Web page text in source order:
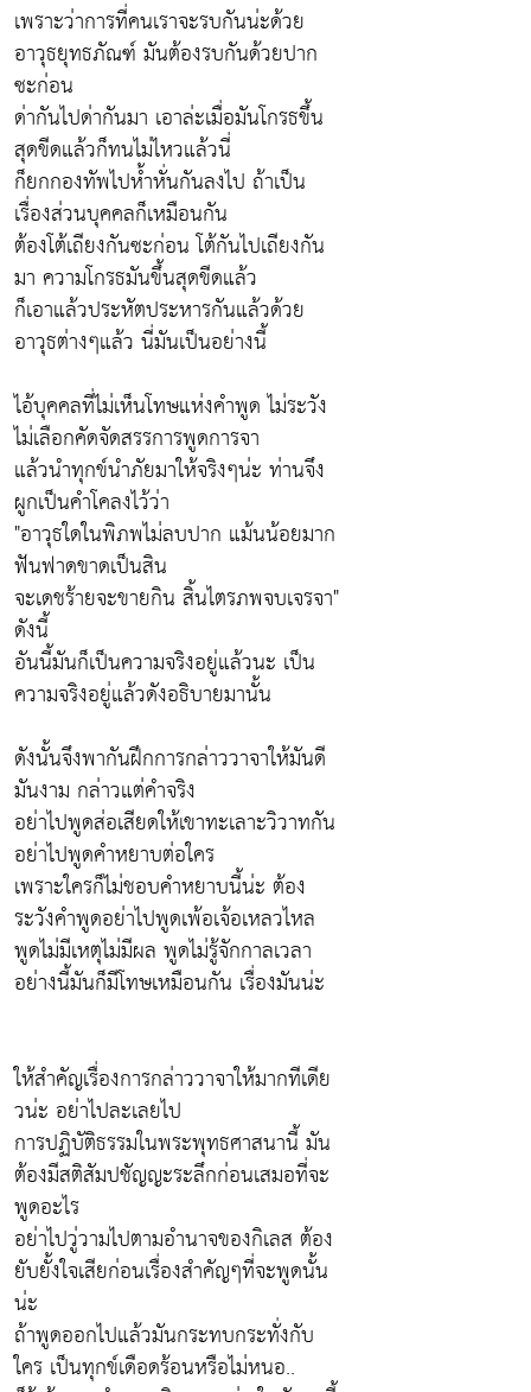
เพราะว่าการที่คนเราจะรบกันน่ะด้วย
อาวุธยุทธภัณฑ์ มันต้องรบกันด้วยปาก
ซะก่อน
ด่ากันไปด่ากันมา เอาล่ะเมื่อมันโกรธขึ้น
สุดขีดแล้วก็ทนไม่ไหวแล้วนี่
ก็ยกกองทัพไปห้ำหั่นกันลงไป ถ้าเป็น
เรื่องส่วนบุคคลก็เหมือนกัน
ต้องโต้เถียงกันซะก่อน โต้กันไปเถียงกัน
มา ความโกรธมันขึ้นสุดขีดแล้ว
ก็เอาแล้วประหัตประหารกันแล้วด้วย
อาวุธต่างๆแล้ว นี่มันเป็นอย่างนี้
ไอ้บุคคลที่ไม่เห็นโทษแห่งคำพูด ไม่ระวัง
ไม่เลือกคัดจัดสรรการพูดการจา
แล้วนำทุกข์นำภัยมาให้จริงๆน่ะ ท่านจึง
ผูกเป็นคำโคลงไว้ว่า
"อาวุธใดในพิภพไม่ลบปาก แม้นน้อยมาก
ฟันฟาดขาดเป็นสิน
จะเดชร้ายจะขายกิน สิ้นไตรภพจบเจรจา"
ดังนี้
อันนี้มันก็เป็นความจริงอยู่แล้วนะ เป็น
ความจริงอยู่แล้วดังอธิบายมานั้น
ดังนั้นจึงพากันฝึกการกล่าววาจาให้มันดี
มันงาม กล่าวแต่คำจริง
อย่าไปพูดส่อเสียดให้เขาทะเลาะวิวาทกัน
อย่าไปพูดคำหยาบต่อใคร
เพราะใครก็ไม่ชอบคำหยาบนี้น่ะ ต้อง
ระวังคำพูดอย่าไปพูดเพ้อเจ้อเหลวไหล
พูดไม่มีเหตุไม่มีผล พูดไม่รู้จักกาลเวลา
อย่างนี้มันก็มีโทษเหมือนกัน เรื่องมันน่ะ
ให้สำคัญเรื่องการกล่าววาจาให้มากทีเดีย
วน่ะ อย่าไปละเลยไป
การปฏิบัติธรรมในพระพุทธศาสนานี้ มัน
ต้องมีสติสัมปชัญญะระลึกก่อนเสมอที่จะ
พูดอะไร
อย่าไปวู่วามไปตามอำนาจของกิเลส ต้อง
ยับยั้งใจเสียก่อนเรื่องสำคัญๆที่จะพูดนั้น
น่ะ
ถ้าพูดออกไปแล้วมันกระทบกระทั่งกับ
ใคร เป็นทุกข์เดือดร้อนหรือไม่หนอ..